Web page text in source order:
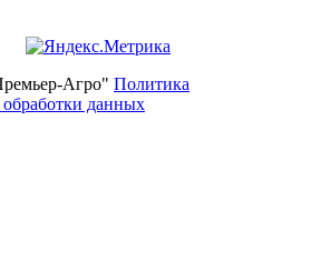
Агро" Политика
данных